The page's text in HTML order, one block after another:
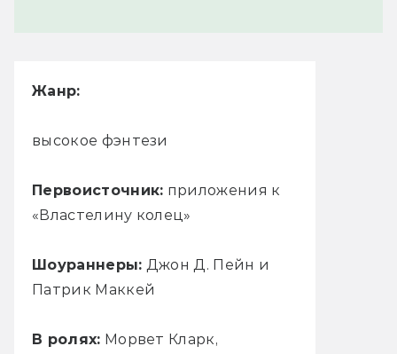
Жанр:
высокое фэнтези
Первоисточник: приложения к
«Властелину колец»
Шоураннеры: Джон Д. Пейн и
Патрик Маккей
В ролях: Морвет Кларк,